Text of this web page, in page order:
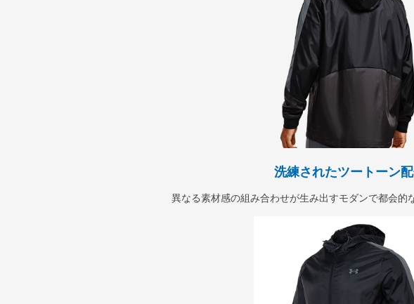
洗練されたツートーン
異なる素材感の組み合わせが生み出すモダンで都会的